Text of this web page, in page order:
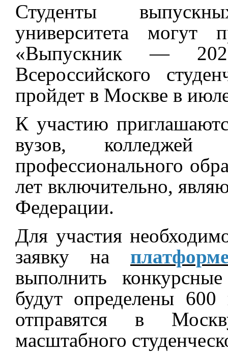
Студенты
университета могут
«Выпускник —
Всероссийского
пройдет в Москве в
К участию
вузов, колледжей
профессионального
лет включительно,
Федерации.
Для участия
заявку на
выполнить
будут определены
отправятся в
масштабного